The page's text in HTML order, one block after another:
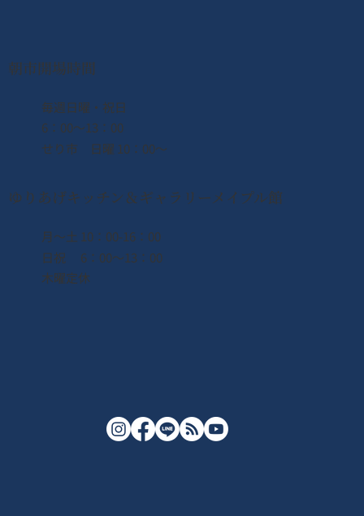
朝市開場時間
​毎週日曜・祝日
6：00〜13：00
せり市 日曜 10：00〜
ゆりあげキッチン＆ギャラリーメイプル館
月〜土 10：00-16：00
日祝 6：00〜13：00
木曜定休